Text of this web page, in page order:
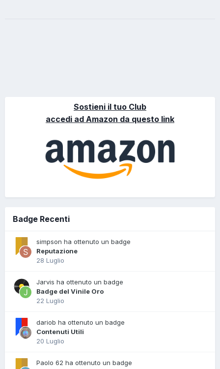
Sostieni il tuo Club
accedi ad Amazon da questo link
Badge Recenti
simpson ha ottenuto un badge
Reputazione
28 Luglio
Jarvis ha ottenuto un badge
Badge del Vinile Oro
22 Luglio
dariob ha ottenuto un badge
Contenuti Utili
20 Luglio
Paolo 62 ha ottenuto un badge